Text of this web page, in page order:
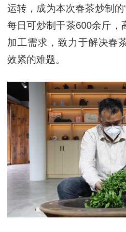
运转，成为本次春茶炒制的
每日可炒制干茶600余斤，
加工需求，致力于解决春
效紧的难题。